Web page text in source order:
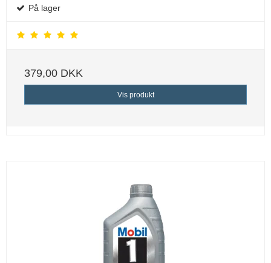
På lager
379,00 DKK
Vis produkt